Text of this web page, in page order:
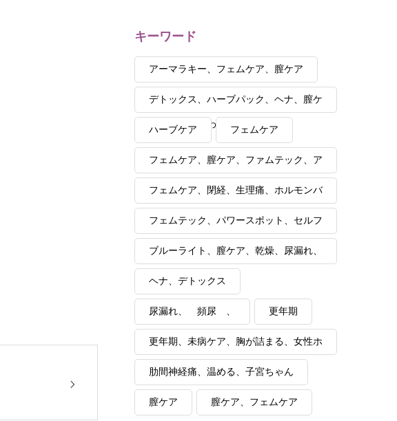
キーワード
アーマラキー、フェムケア、膣ケア
デトックス、ハーブパック、ヘナ、膣ケ
ア、自分が変わると夫も変わる
ハーブケア フェムケア
フェムケア、膣ケア、ファムテック、ア
ーユルヴェーダ、講座、セルフケア
フェムケア、閉経、生理痛、ホルモンバ
ランス
フェムテック、パワースポット、セルフ
ケア
ブルーライト、膣ケア、乾燥、尿漏れ、
湯漏れ、更年期
ヘナ、デトックス
尿漏れ、 頻尿 、 更年期
更年期、未病ケア、胸が詰まる、女性ホ
ルモン
肋間神経痛、温める、子宮ちゃん
膣ケア 膣ケア、フェムケア